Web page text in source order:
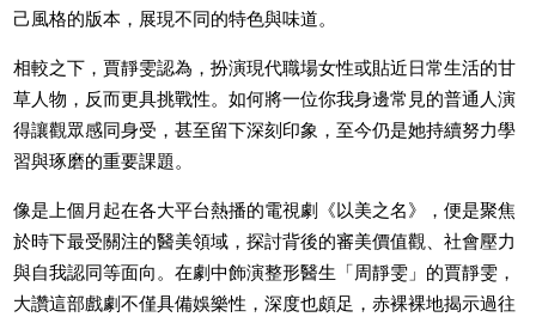
己風格的版本，展現不同的特色與味道。
相較之下，賈靜雯認為，扮演現代職場女性或貼近日常生活的甘
草人物，反而更具挑戰性。如何將一位你我身邊常見的普通人演
得讓觀眾感同身受，甚至留下深刻印象，至今仍是她持續努力學
習與琢磨的重要課題。
像是上個月起在各大平台熱播的電視劇《以美之名》，便是聚焦
於時下最受關注的醫美領域，探討背後的審美價值觀、社會壓力
與自我認同等面向。在劇中飾演整形醫生「周靜雯」的賈靜雯，
大讚這部戲劇不僅具備娛樂性，深度也頗足，赤裸裸地揭示過往